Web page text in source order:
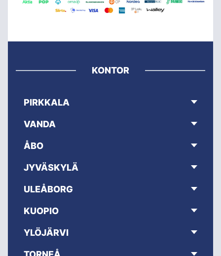
KONTOR
PIRKKALA
VANDA
ÅBO
JYVÄSKYLÄ
ULEÅBORG
KUOPIO
YLÖJÄRVI